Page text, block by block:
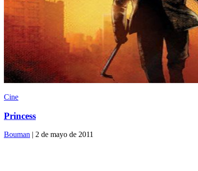
Cine
Princess
Bouman | 2 de mayo de 2011